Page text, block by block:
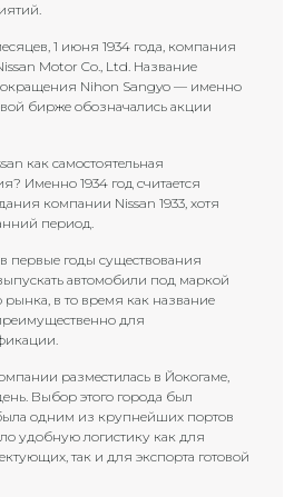
1 июня 1934 года, компания
Motor Co., Ltd. Название
Nihon Sangyo — именно
бирже обозначались акции
как самостоятельная
Именно 1934 год считается
компании Nissan 1933, хотя
период.
в первые годы существования
автомобили под маркой
в то время как название
для
разместилась в Йокогаме,
Выбор этого города был
одним из крупнейших портов
удобную логистику как для
так и для экспорта готовой